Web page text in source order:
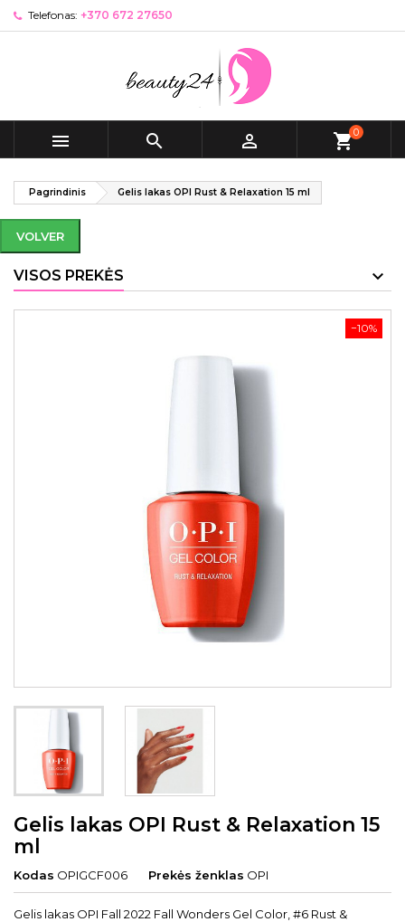
Telefonas: +370 672 27650
   shopping_cart0
Pagrindinis Gelis lakas OPI Rust & Relaxation 15 ml
VOLVER
VISOS PREKĖS
−10%
Gelis lakas OPI Rust & Relaxation 15
ml
Kodas OPIGCF006 Prekės ženklas OPI
Gelis lakas OPI Fall 2022 Fall Wonders Gel Color, #6 Rust &